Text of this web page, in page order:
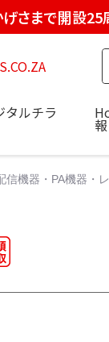
げさまで開設25
タルチラ
報
信機器・PA機器・